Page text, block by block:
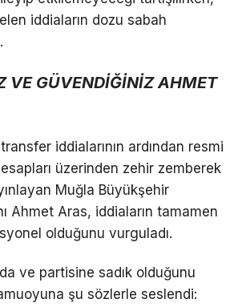
iddiaların dozu sabah
VE GÜVENDİĞİNİZ AHMET
iddialarının ardından resmi
üzerinden zehir zemberek
Muğla Büyükşehir
Ahmet Aras, iddiaların tamamen
olduğunu vurguladı.
ve partisine sadık olduğunu
şu sözlerle seslendi: